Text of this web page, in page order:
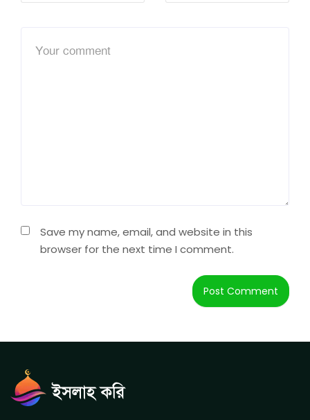
Save my name, email, and website in this
browser for the next time I comment.